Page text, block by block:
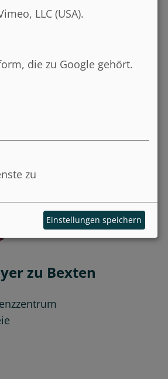
zu Bexten
LLC (USA).
die zu Google gehört.
zu
Einstellungen speichern